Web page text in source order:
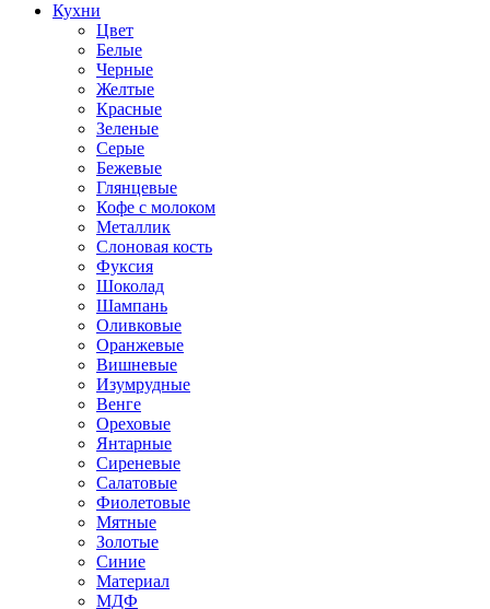
Кухни
Цвет
Белые
Черные
Желтые
Красные
Зеленые
Серые
Бежевые
Глянцевые
Кофе с молоком
Металлик
Слоновая кость
Фуксия
Шоколад
Шампань
Оливковые
Оранжевые
Вишневые
Изумрудные
Венге
Ореховые
Янтарные
Сиреневые
Салатовые
Фиолетовые
Мятные
Золотые
Синие
Материал
МДФ